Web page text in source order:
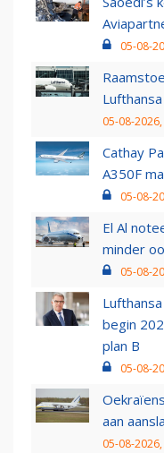
05-08-
05-08-2026,
Cathay
A350F
05-08-
El Al
minder
05-08-
begin
plan B
05-08-
aan
05-08-